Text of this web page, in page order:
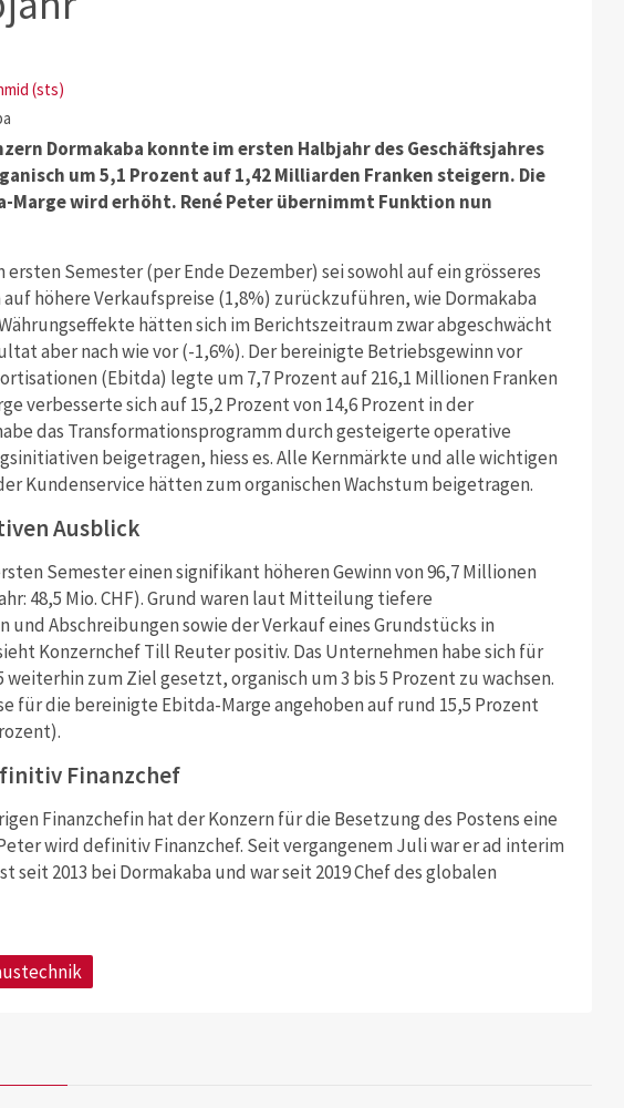
(sts)
Dormakaba konnte im ersten Halbjahr des Geschäftsjahres
um 5,1 Prozent auf 1,42 Milliarden Franken steigern. Die
Marge wird erhöht. René Peter übernimmt Funktion nun
ersten Semester (per Ende Dezember) sei sowohl auf ein grösseres
auf höhere Verkaufspreise (1,8%) zurückzuführen, wie Dormakaba
hätten sich im Berichtszeitraum zwar abgeschwächt
aber nach wie vor (-1,6%). Der bereinigte Betriebsgewinn vor
(Ebitda) legte um 7,7 Prozent auf 216,1 Millionen Franken
verbesserte sich auf 15,2 Prozent von 14,6 Prozent in der
das Transformationsprogramm durch gesteigerte operative
beigetragen, hiess es. Alle Kernmärkte und alle wichtigen
Kundenservice hätten zum organischen Wachstum beigetragen.
Ausblick
Semester einen signifikant höheren Gewinn von 96,7 Millionen
48,5 Mio. CHF). Grund waren laut Mitteilung tiefere
Abschreibungen sowie der Verkauf eines Grundstücks in
Konzernchef Till Reuter positiv. Das Unternehmen habe sich für
weiterhin zum Ziel gesetzt, organisch um 3 bis 5 Prozent zu wachsen.
für die bereinigte Ebitda-Marge angehoben auf rund 15,5 Prozent
Finanzchef
Finanzchefin hat der Konzern für die Besetzung des Postens eine
wird definitiv Finanzchef. Seit vergangenem Juli war er ad interim
seit 2013 bei Dormakaba und war seit 2019 Chef des globalen